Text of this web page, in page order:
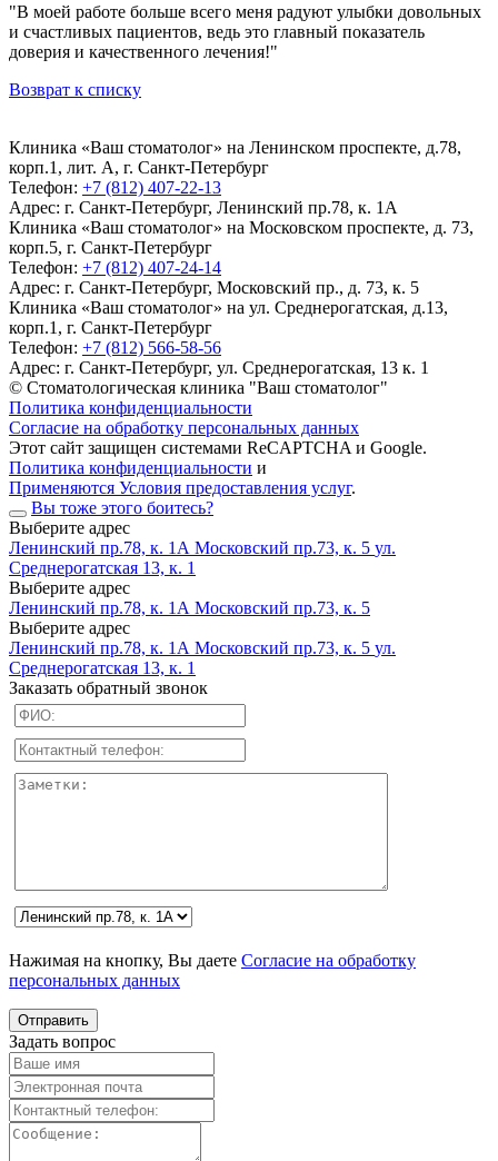
"В моей работе больше всего меня радуют улыбки довольных
и счастливых пациентов, ведь это главный показатель
доверия и качественного лечения!"
Возврат к списку
Клиника «Ваш стоматолог» на Ленинском проспекте, д.78,
корп.1, лит. А, г. Санкт-Петербург
Телефон: +7 (812) 407-22-13
Адрес: г. Санкт-Петербург, Ленинский пр.78, к. 1А
Клиника «Ваш стоматолог» на Московском проспекте, д. 73,
корп.5, г. Санкт-Петербург
Телефон: +7 (812) 407-24-14
Адрес: г. Санкт-Петербург, Московский пр., д. 73, к. 5
Клиника «Ваш стоматолог» на ул. Среднерогатская, д.13,
корп.1, г. Санкт-Петербург
Телефон: +7 (812) 566-58-56
Адрес: г. Санкт-Петербург, ул. Среднерогатская, 13 к. 1
© Стоматологическая клиника "Ваш стоматолог"
Политика конфиденциальности
Согласие на обработку персональных данных
Этот сайт защищен системами ReCAPTCHA и Google.
Политика конфиденциальности и
Применяются Условия предоставления услуг.
Вы тоже этого боитесь?
Выберите адрес
Ленинский пр.78, к. 1А Московский пр.73, к. 5 ул.
Среднерогатская 13, к. 1
Выберите адрес
Ленинский пр.78, к. 1А Московский пр.73, к. 5
Выберите адрес
Ленинский пр.78, к. 1А Московский пр.73, к. 5 ул.
Среднерогатская 13, к. 1
Заказать обратный звонок
Нажимая на кнопку, Вы даете Согласие на обработку
персональных данных
Задать вопрос